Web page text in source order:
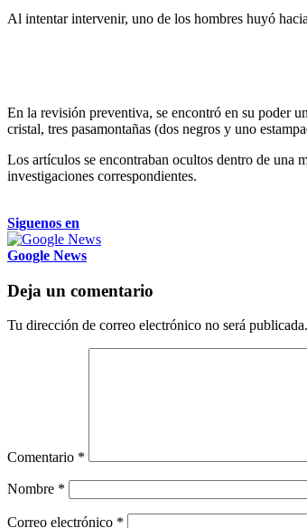
Al intentar intervenir, uno de los hombres huyó
En la revisión preventiva, se encontró en su poder
cristal, tres pasamontañas (dos negros y uno
Los artículos se encontraban ocultos dentro de una
investigaciones correspondientes.
Siguenos en
Google News
Deja un comentario
Tu dirección de correo electrónico no será publicada.
Comentario *
Nombre *
Correo electrónico *